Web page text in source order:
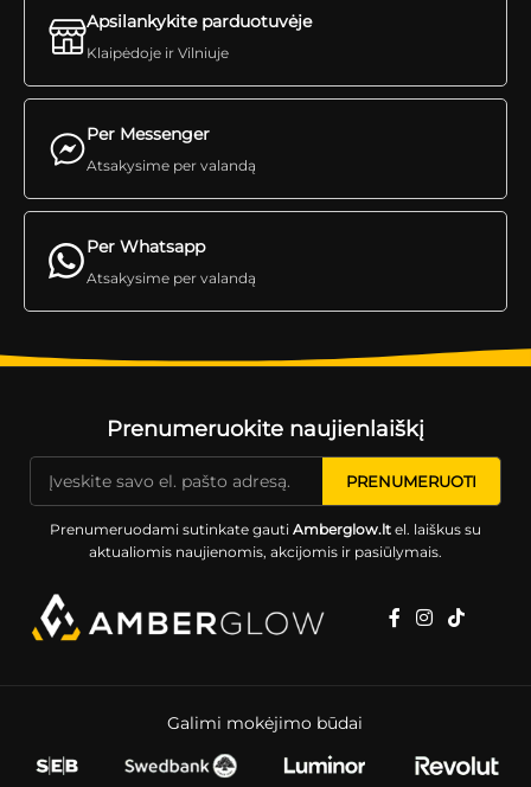
Per Messenger
Atsakysime per valandą
Apsilankykite parduotuvėje
Klaipėdoje ir Vilniuje
Per Whatsapp
Atsakysime per valandą
Prenumeruokite naujienlaiškį
Prenumeruodami sutinkate gauti Amberglow.ltel. laiškus su
aktualiomis naujienomis, akcijomis ir pasiūlymais.
Galimi mokėjimo būdai